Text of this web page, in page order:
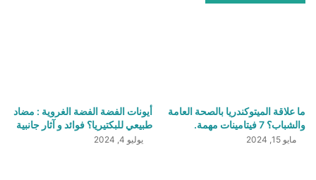
ما علاقة الميتوكندريا بالصحة العامة
والشباب؟ 7 فيتامينات مهمة.
مايو 15, 2024
أيونات الفضة الفضة الغروية : مضاد
طبيعي للبكتيريا؟ فوائد و آثار جانبية
يوليو 4, 2024